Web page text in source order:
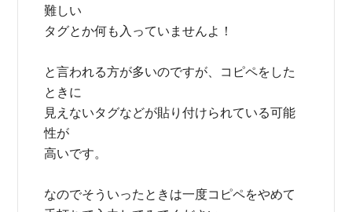
難しい
タグとか何も入っていませんよ！
と言われる方が多いのですが、コピペをした
ときに
見えないタグなどが貼り付けられている可能
性が
高いです。
なのでそういったときは一度コピペをやめて